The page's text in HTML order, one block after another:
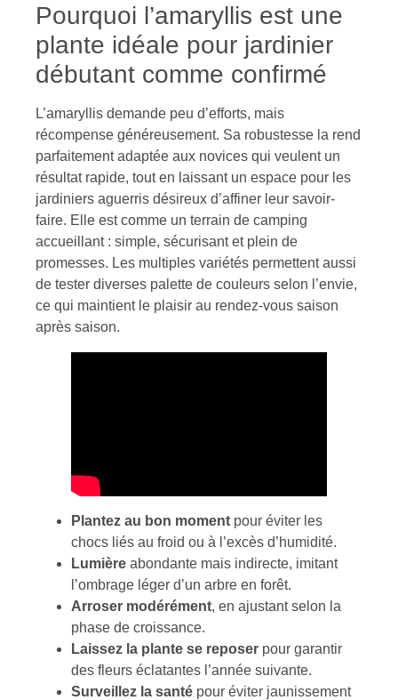
Pourquoi l’amaryllis est une
plante idéale pour jardinier
débutant comme confirmé
L’amaryllis demande peu d’efforts, mais
récompense généreusement. Sa robustesse la rend
parfaitement adaptée aux novices qui veulent un
résultat rapide, tout en laissant un espace pour les
jardiniers aguerris désireux d’affiner leur savoir-
faire. Elle est comme un terrain de camping
accueillant : simple, sécurisant et plein de
promesses. Les multiples variétés permettent aussi
de tester diverses palette de couleurs selon l’envie,
ce qui maintient le plaisir au rendez-vous saison
après saison.
Plantez au bon moment pour éviter les
chocs liés au froid ou à l’excès d’humidité.
Lumière abondante mais indirecte, imitant
l’ombrage léger d’un arbre en forêt.
Arroser modérément, en ajustant selon la
phase de croissance.
Laissez la plante se reposer pour garantir
des fleurs éclatantes l’année suivante.
Surveillez la santé pour éviter jaunissement